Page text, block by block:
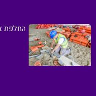
החלפת